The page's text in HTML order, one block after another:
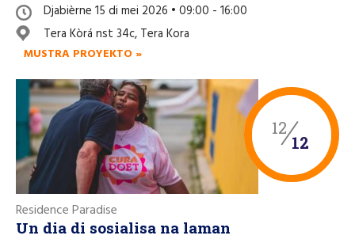
Djabièrne 15 di mei 2026 • 09:00 - 16:00
Tera Kòrá nst 34c, Tera Kora
MUSTRA PROYEKTO »
12
12
Residence Paradise
Un dia di sosialisa na laman